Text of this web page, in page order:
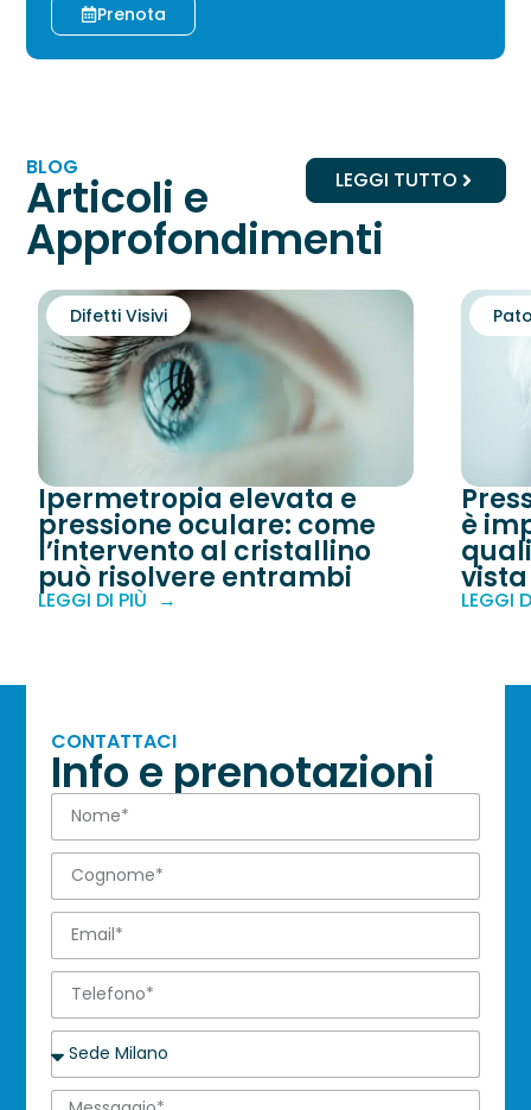
Prenota
BLOG
Articoli e
Approfondimenti
LEGGI TUTTO
Ipermetropia elevata e
pressione oculare: come
l’intervento al cristallino
può risolvere entrambi
Difetti Visivi
LEGGI DI PIÙ
è
vista
LEGGI
CONTATTACI
Info e prenotazioni